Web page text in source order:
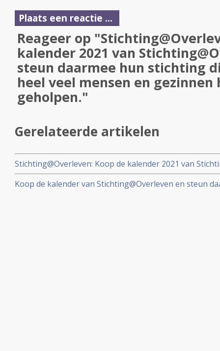
Plaats een reactie ...
Reageer op
kalender 2021 van
steun daarmee hun stichting
heel veel mensen en gezinnen
geholpen."
Gerelateerde artikelen
Stichting@Overleven: Koop de kalender 2021 van
daarmee hun stichting die op hun beurt al heel veel
geholpen.
Koop de kalender van Stichting@Overleven en steun